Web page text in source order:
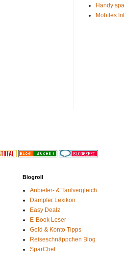
Handy
Mobiles
Blogroll
Anbieter- & Tarifvergleich
Dampfer Lexikon
Easy Dealz
E-Book Leser
Geld & Konto Tipps
Reiseschnäppchen Blog
SparChef